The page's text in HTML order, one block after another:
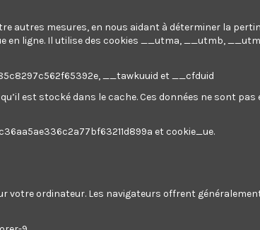
autres mesures, en nous aidant à déterminer la
ligne. Il utilise des cookies __utma, __utmb,
__tawkuuid et __cfduid
est stocké dans le cache. Ces données ne sont pas
et cookie_ue.
votre ordinateur. Les navigateurs offrent